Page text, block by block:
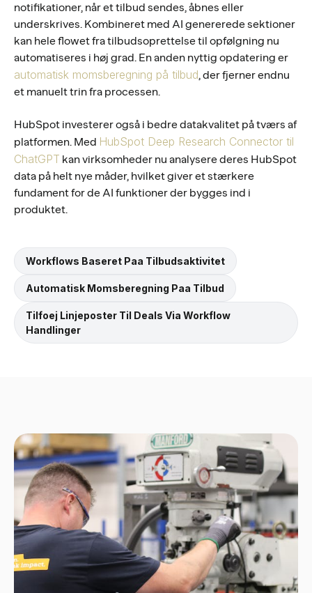
notifikationer, når et tilbud sendes, åbnes eller
underskrives. Kombineret med AI genererede sektioner
kan hele flowet fra tilbudsoprettelse til opfølgning nu
automatiseres i høj grad. En anden nyttig opdatering er
automatisk momsberegning på tilbud, der fjerner endnu
et manuelt trin fra processen.
HubSpot investerer også i bedre datakvalitet på tværs af
platformen. Med HubSpot Deep Research Connector til
ChatGPT kan virksomheder nu analysere deres HubSpot
data på helt nye måder, hvilket giver et stærkere
fundament for de AI funktioner der bygges ind i
produktet.
Workflows Baseret Paa Tilbudsaktivitet
Automatisk Momsberegning Paa Tilbud
Tilfoej Linjeposter Til Deals Via Workflow
Handlinger